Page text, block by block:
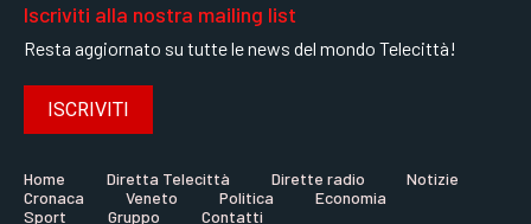
Iscriviti alla nostra mailing list
Resta aggiornato su tutte le news del mondo Telecittà!
ISCRIVITI
Home Diretta Telecittà Dirette radio
Notizie
Cronaca
Veneto Politica
Economia
Sport
Gruppo Contatti